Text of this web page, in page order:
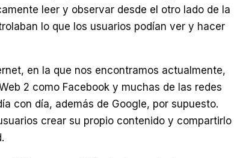
leer y observar desde el otro lado de la
lo que los usuarios podían ver y hacer
en la que nos encontramos actualmente,
2 como Facebook y muchas de las redes
con día, además de Google, por supuesto.
crear su propio contenido y compartirlo